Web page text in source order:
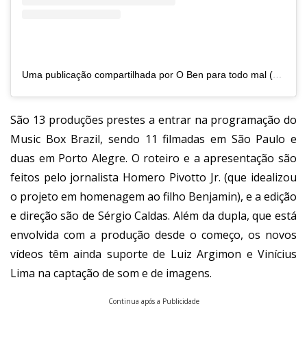
Uma publicação compartilhada por O Ben para todo mal (@obenparatodomal)
São 13 produções prestes a entrar na programação do
Music Box Brazil, sendo 11 filmadas em São Paulo e
duas em Porto Alegre. O roteiro e a apresentação são
feitos pelo jornalista Homero Pivotto Jr. (que idealizou
o projeto em homenagem ao filho Benjamin), e a edição
e direção são de Sérgio Caldas. Além da dupla, que está
envolvida com a produção desde o começo, os novos
vídeos têm ainda suporte de Luiz Argimon e Vinícius
Lima na captação de som e de imagens.
Continua após a Publicidade